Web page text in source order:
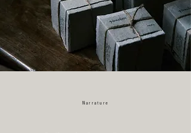
Narrature